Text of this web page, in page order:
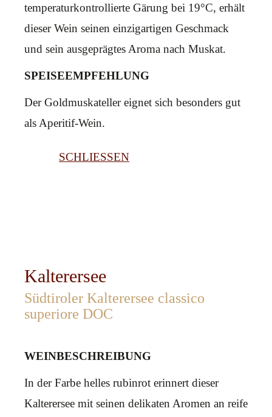
temperaturkontrollierte Gärung bei 19°C, erhält
dieser Wein seinen einzigartigen Geschmack
und sein ausgeprägtes Aroma nach Muskat.
SPEISEEMPFEHLUNG
Der Goldmuskateller eignet sich besonders gut
als Aperitif-Wein.
SCHLIESSEN
Kalterersee
Südtiroler Kalterersee classico
superiore DOC
WEINBESCHREIBUNG
In der Farbe helles rubinrot erinnert dieser
Kalterersee mit seinen delikaten Aromen an reife